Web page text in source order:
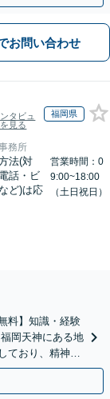
お問い合わせ
タビュ
見る
福岡県
務所
法(対
話・ビ
ど)は応
営業時間：0
9:00~18:00
（土日祝日）
料】知識・経験
岡天神にある地
ており、精神的